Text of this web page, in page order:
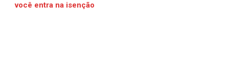
você entra na isenção